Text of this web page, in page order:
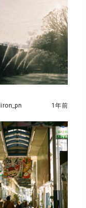
liron_pn 1年前